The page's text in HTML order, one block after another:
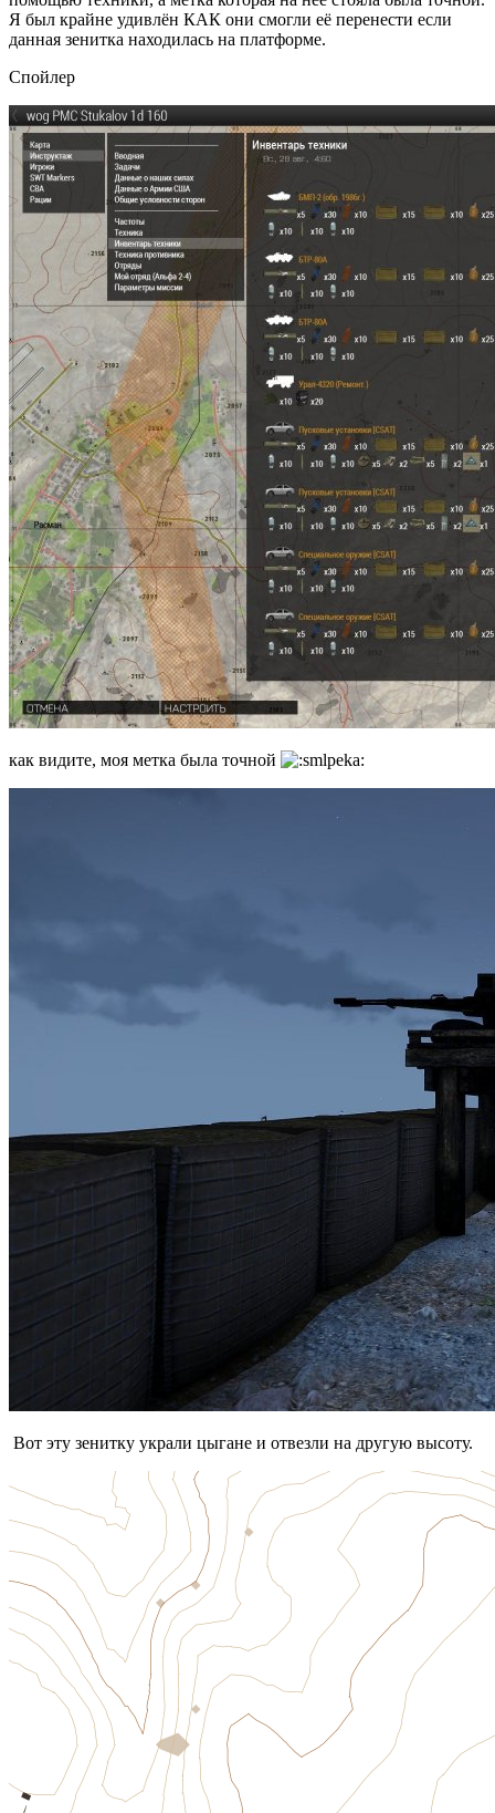
Я был крайне удивлён КАК они смогли её перенести если
данная зенитка находилась на платформе.
Спойлер
как видите, моя метка была точной
Вот эту зенитку украли цыгане и отвезли на другую высоту.